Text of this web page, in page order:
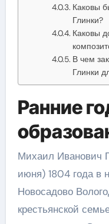
Каковы
Глинки?
Каковы
В чем
Глинки
Ранние
Михаил Иванович
июня) 1804 года в
Новосадово
крестьянской